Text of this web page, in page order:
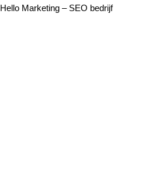
Hello Marketing – SEO bedrijf